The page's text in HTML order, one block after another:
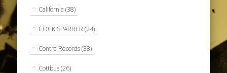
California (38)
COCK SPARRER (24)
Contra Records(38)
Cottbus(26)